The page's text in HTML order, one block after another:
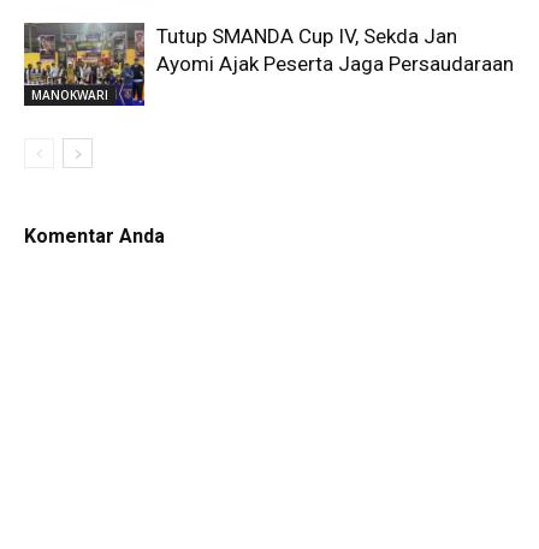
MANOKWARI
Tutup SMANDA Cup IV, Sekda Jan
Ayomi Ajak Peserta Jaga Persaudaraan
Komentar Anda